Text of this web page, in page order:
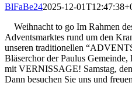
BlFaBe242025-12-
Weihnacht to go Im Rahmen
Adventsmarktes rund um den
unseren traditionellen
Bläserchor der Paulus
mit VERNISSAGE! Samstag,
Dann besuchen Sie uns und